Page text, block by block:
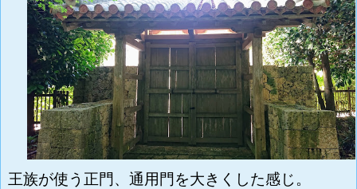
王族が使う正門、通用門を大きくした感じ。